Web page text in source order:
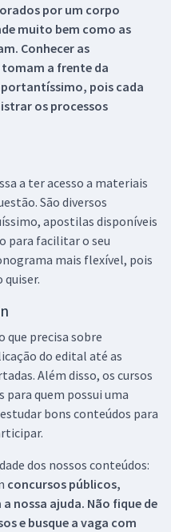
por um corpo
muito bem como as
Conhecer as
a frente da
pois cada
os processos
a ter acesso a materiais
São diversos
apostilas disponíveis
para facilitar o seu
mais flexível, pois
quiser.
que precisa sobre
do edital até as
Além disso, os cursos
para quem possui uma
bons conteúdos para
dos nossos conteúdos:
concursos públicos,
a nossa ajuda. Não fique de
e busque a vaga com